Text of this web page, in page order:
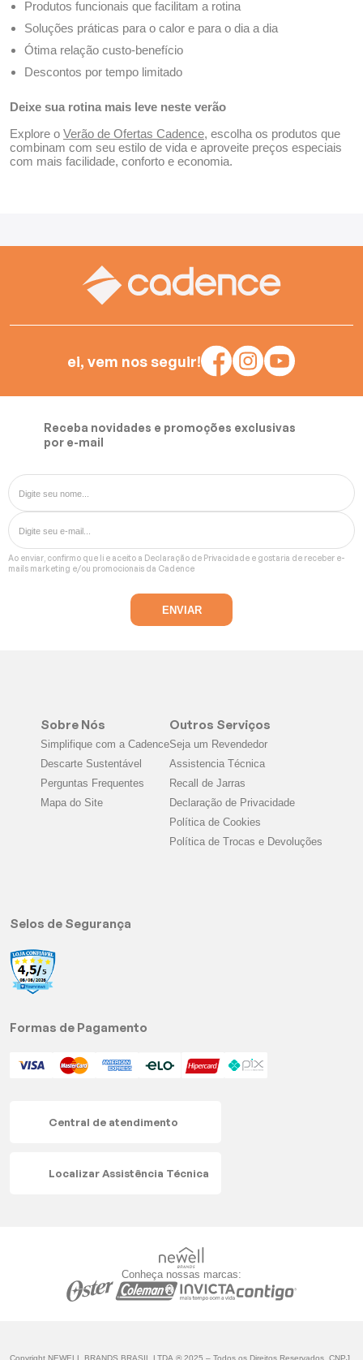
Produtos funcionais que facilitam a rotina
Soluções práticas para o calor e para o dia a dia
Ótima relação custo-benefício
Descontos por tempo limitado
Deixe sua rotina mais leve neste verão
Explore o Verão de Ofertas Cadence, escolha os produtos que
combinam com seu estilo de vida e aproveite preços especiais
com mais facilidade, conforto e economia.
ei, vem nos seguir!
Receba novidades e promoções exclusivas
por e-mail
Ao enviar, confirmo que li e aceito a Declaração de Privacidade e gostaria de receber e-
mails marketing e/ou promocionais da Cadence
Sobre Nós
Simplifique com a Cadence
Descarte Sustentável
Perguntas Frequentes
Mapa do Site
Outros Serviços
Seja um Revendedor
Assistencia Técnica
Recall de Jarras
Declaração de Privacidade
Política de Cookies
Política de Trocas e Devoluções
Selos de Segurança
Formas de Pagamento
Central de atendimento
Localizar Assistência Técnica
Conheça nossas marcas: